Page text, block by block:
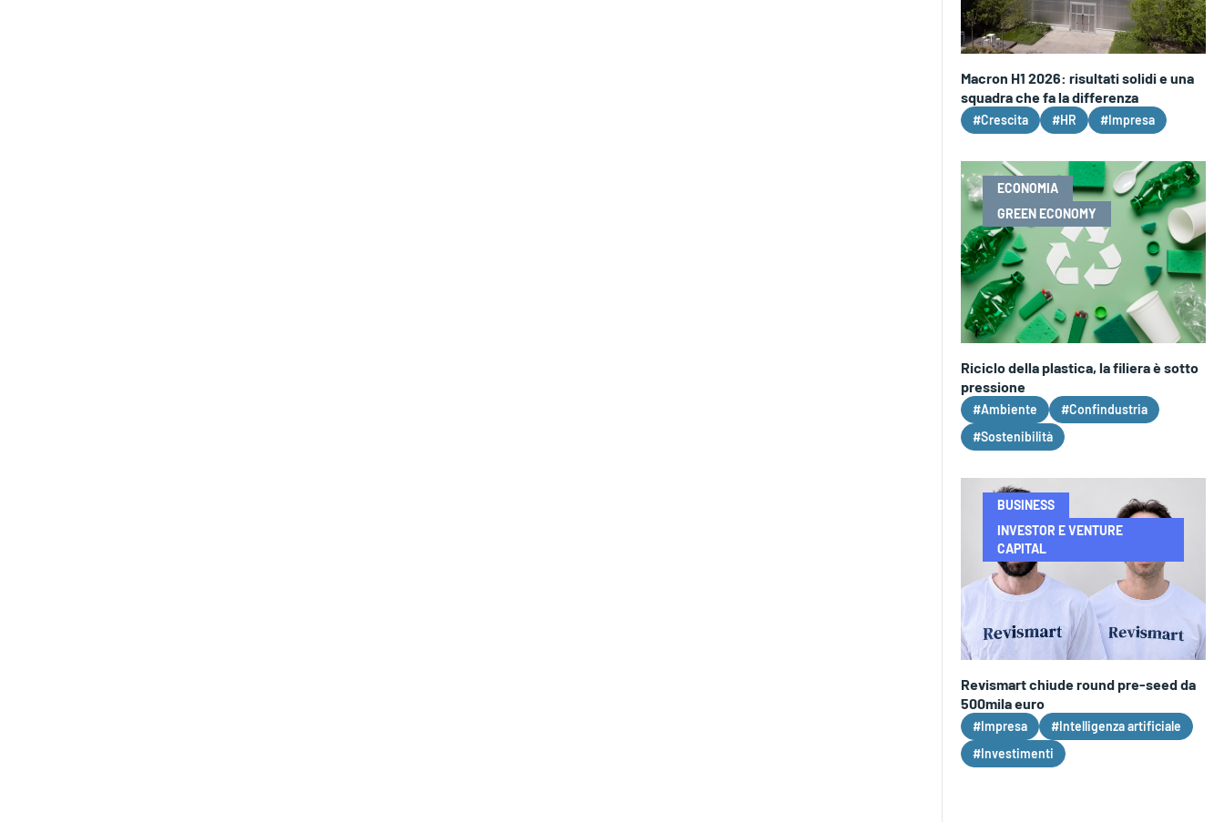
Macron H1 2026: risultati solidi e una
squadra che fa la differenza
#Crescita #HR #Impresa
ECONOMIA
GREEN ECONOMY
Riciclo della plastica, la filiera è sotto
pressione
#Ambiente
#Confindustria
#Sostenibilità
BUSINESS
INVESTOR E VENTURE
CAPITAL
Revismart chiude round pre-seed da
500mila euro
#Impresa
#Intelligenza artificiale
#Investimenti